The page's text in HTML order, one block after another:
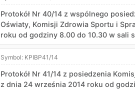
Protokół Nr 40/14 z wspólnego
Oświaty, Komisji Zdrowia Sportu i
roku od godziny 8.00 do 10.30 w sali
Symbol: KPIBP41/14
Protokół Nr 41/14 z posiedzenia
z dnia 24 września 2014 roku od